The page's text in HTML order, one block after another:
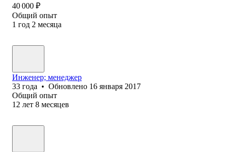
40 000 ₽
Общий опыт
1 год 2 месяца
Инженер; менеджер
33 года • Обновлено 16 января 2017
Общий опыт
12 лет 8 месяцев